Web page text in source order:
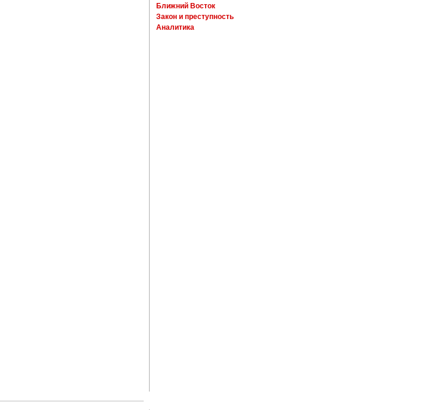
Ближний Восток
Закон и преступность
Аналитика